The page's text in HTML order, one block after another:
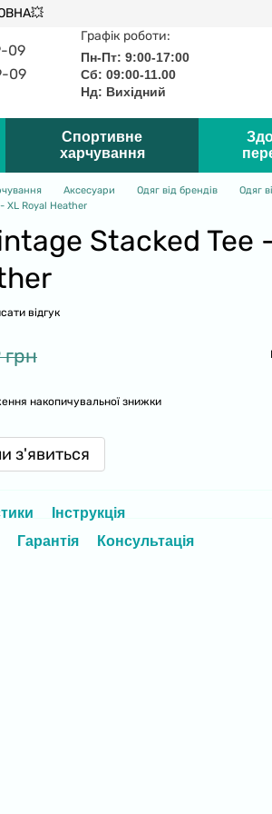
09
09
Графік роботи:
Пн-Пт: 9:00-17:00
Сб: 09:00-11.00
Нд: Вихідний
Спортивне
харчування
Аксесуари Одяг від брендів
Одяг
XL Royal Heather
Stacked Tee
відгук
грн
накопичувальної знижки
з'явиться
Інструкція
Гарантія Консультація